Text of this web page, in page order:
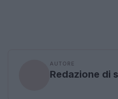
AUTORE
Redazione di